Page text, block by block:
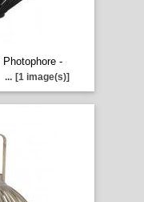
Photophore -
... [1 image(s)]